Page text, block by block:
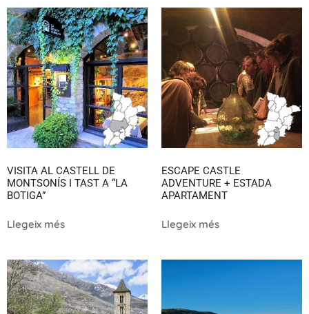
VISITA AL CASTELL DE
MONTSONÍS I TAST A “LA
BOTIGA”
Llegeix més
ESCAPE CASTLE
ADVENTURE + ESTADA
APARTAMENT
Llegeix més